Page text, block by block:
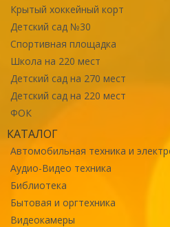
Крытый хоккейный корт
Детский сад №30
Спортивная площадка
Школа на 220 мест
Детский сад на 270 мест
Детский сад на 220 мест
ФОК
КАТАЛОГ
Автомобильная техника и
Аудио-Видео техника
Библиотека
Бытовая и оргтехника
Видеокамеры